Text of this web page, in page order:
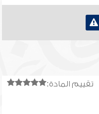
تقييم المادة: